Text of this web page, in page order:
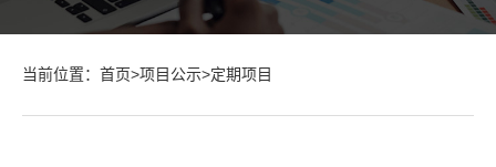
当前位置： 首页>项目公示>定期项目